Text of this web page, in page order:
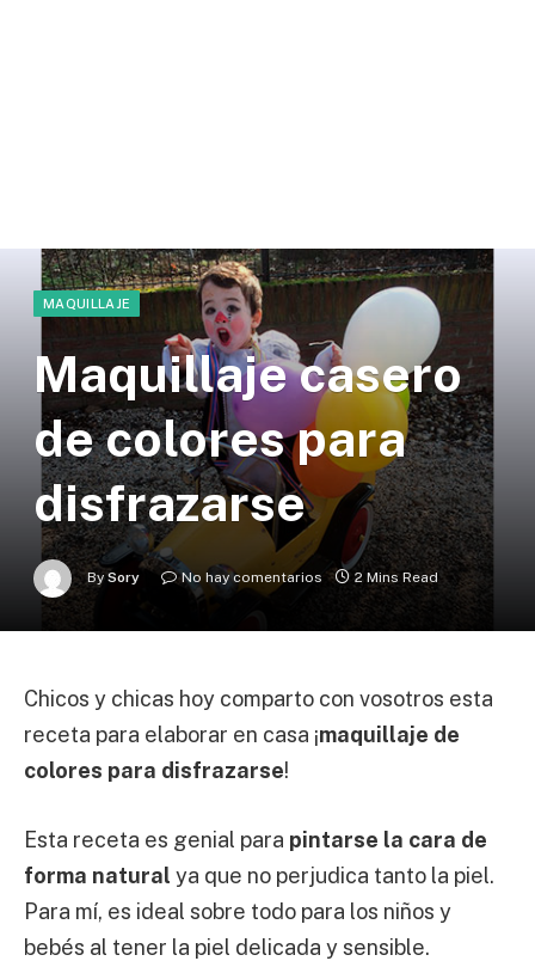
MAQUILLAJE
Maquillaje casero
de colores para
disfrazarse
By Sory No hay comentarios 2 Mins Read
Chicos y chicas hoy comparto con vosotros esta
receta para elaborar en casa ¡maquillaje de
colores para disfrazarse!
Esta receta es genial para pintarse la cara de
forma natural ya que no perjudica tanto la piel.
Para mí, es ideal sobre todo para los niños y
bebés al tener la piel delicada y sensible.